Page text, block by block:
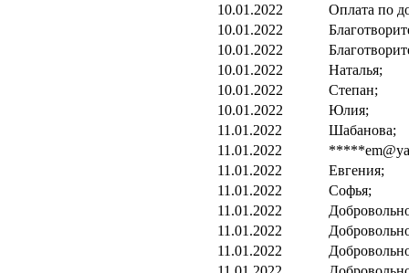
10.01.2022
Оплата по
10.01.2022
10.01.2022
10.01.2022
Наталья;
10.01.2022
Степан;
10.01.2022
Юлия;
11.01.2022
Шабанова;
11.01.2022
11.01.2022
Евгения;
11.01.2022
Софья;
11.01.2022
11.01.2022
11.01.2022